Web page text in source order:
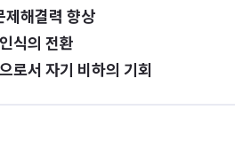
제해결력 향상
식의 전환
로서 자기 비하의 기회